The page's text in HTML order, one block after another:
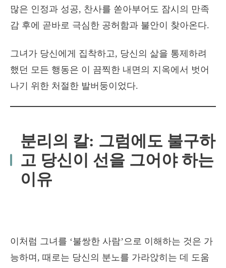
많은 인정과 성공, 찬사를 쏟아부어도 잠시의 만족
감 후에 곧바로 극심한 공허함과 불안이 찾아온다.
그녀가 당신에게 집착하고, 당신의 삶을 통제하려
했던 모든 행동은 이 끔찍한 내면의 지옥에서 벗어
나기 위한 처절한 발버둥이었다.
분리의 칼: 그럼에도 불구하
고 당신이 선을 그어야 하는
이유
이처럼 그녀를 ‘불쌍한 사람’으로 이해하는 것은 가
능하며, 때로는 당신의 분노를 가라앉히는 데 도움